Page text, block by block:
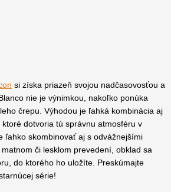
si získa priazeň svojou nadčasovosťou a
nie je výnimkou, nakoľko ponúka
črepu. Výhodou je ľahká kombinácia aj
dotvoria tú správnu atmosféru v
ľahko skombinovať aj s odvážnejšími
či lesklom prevedení, obklad sa
do ktorého ho uložíte. Preskúmajte
série!